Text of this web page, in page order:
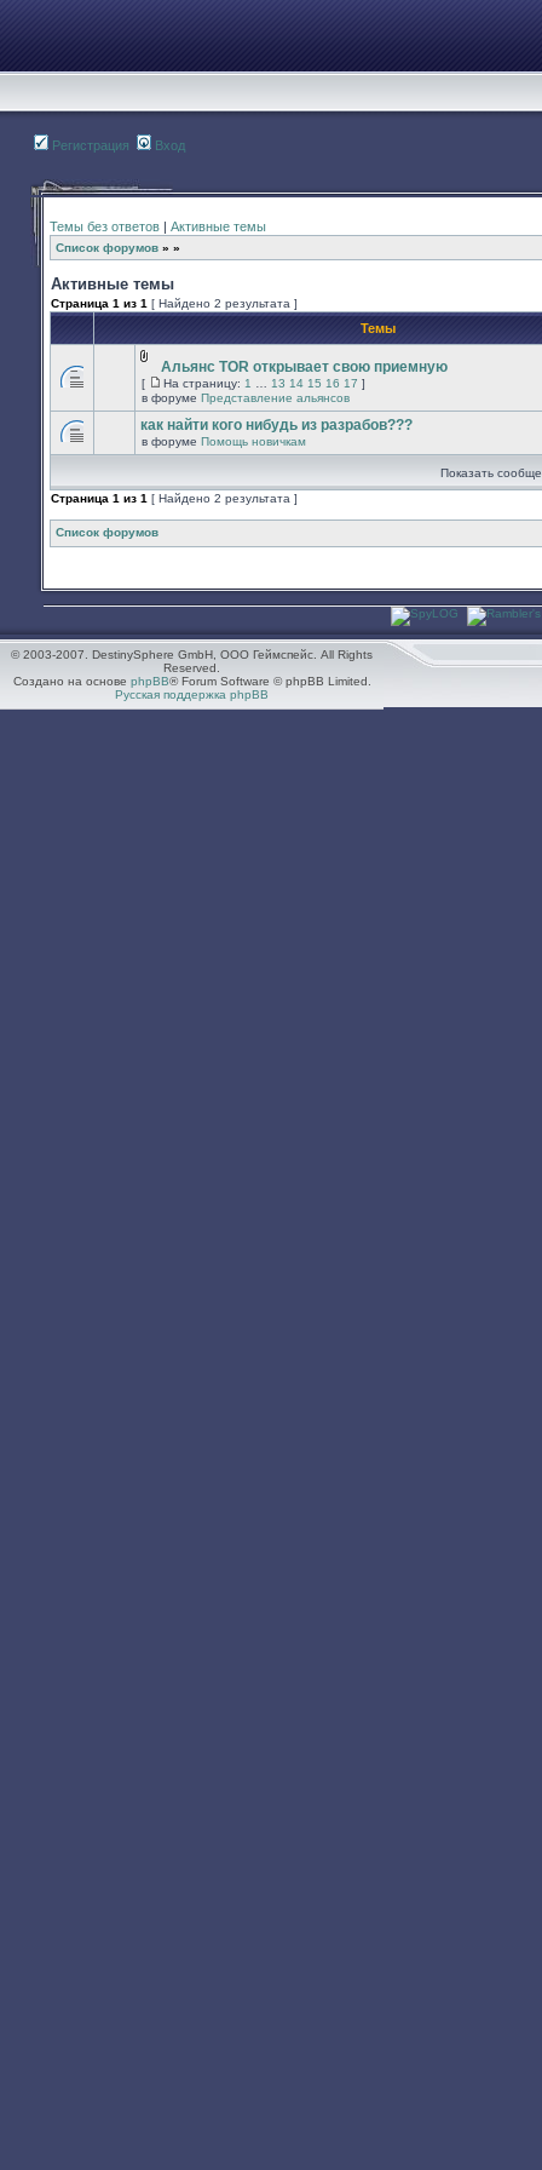
Регистрация Вход
Темы без ответов | Активные темы
Список форумов » »
Активные темы
Страница 1 из 1 [ Найдено 2 результата ]
Темы
Вложения
Альянс TOR открывает свою приемную
[
На
страницу
На страницу: 1 13 14 15 16 17 ]
в форуме Представление альянсов
нет
новых
сообщений.
как найти кого нибудь из разрабов???
в форуме Помощь новичкам
Показать
Страница 1 из 1 [ Найдено 2 результата ]
Список форумов
© 2003-2007. DestinySphere GmbH, ООО Геймспейс. All Rights
Reserved.
Создано на основе phpBB® Forum Software © phpBB Limited.
Русская поддержка phpBB